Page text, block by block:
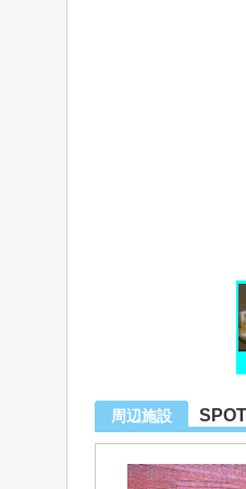
周辺施設 SPOT